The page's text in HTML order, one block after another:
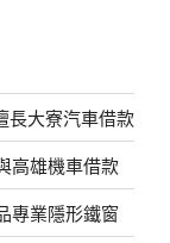
長大寮汽車借款
高雄機車借款
專業隱形鐵窗